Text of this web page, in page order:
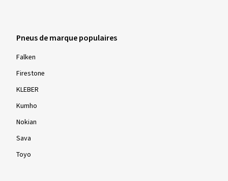
Pneus de marque populaires
Falken
Firestone
KLEBER
Kumho
Nokian
Sava
Toyo